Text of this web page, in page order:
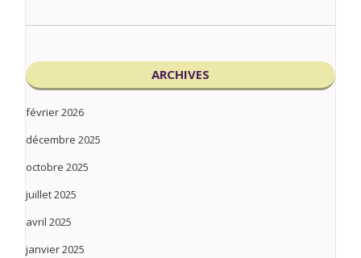
ARCHIVES
février 2026
décembre 2025
octobre 2025
juillet 2025
avril 2025
janvier 2025